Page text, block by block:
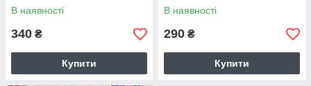
В наявності
340 ₴
Купити
В наявності
290 ₴
Купити